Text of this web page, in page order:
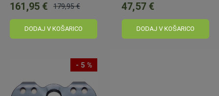
161,95 €
cena:
179,95 €
DODAJ V KOŠARICO
47,57 €
DODAJ V KOŠARICO
- 5 %